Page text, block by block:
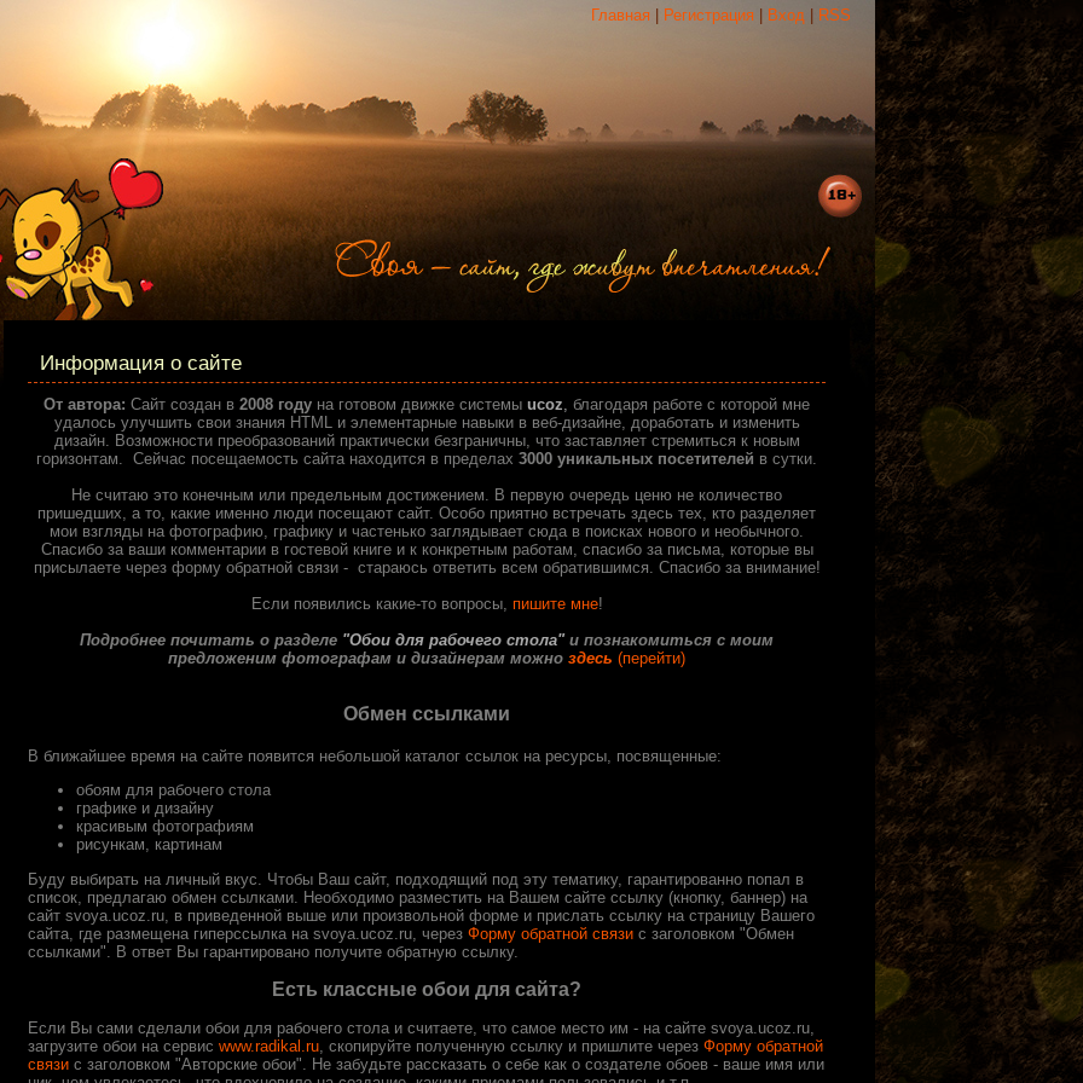
Главная Регистрация Вход RSS
Информация о сайте
От автора: Сайт создан в 2008 году на готовом движке системы ucoz, благодаря работе с которой мне
удалось улучшить свои знания HTML и элементарные навыки в веб-дизайне, доработать и изменить
дизайн. Возможности преобразований практически безграничны, что заставляет стремиться к новым
горизонтам. Сейчас посещаемость сайта находится в пределах 3000 уникальных посетителей в сутки.
Не считаю это конечным или предельным достижением. В первую очередь ценю не количество
пришедших, а то, какие именно люди посещают сайт. Особо приятно встречать здесь тех, кто разделяет
мои взгляды на фотографию, графику и частенько заглядывает сюда в поисках нового и необычного.
Спасибо за ваши комментарии в гостевой книге и к конкретным работам, спасибо за письма, которые вы
присылаете через форму обратной связи - стараюсь ответить всем обратившимся. Спасибо за внимание!
Если появились какие-то вопросы, пишите мне!
Подробнее почитать о разделе "Обои для рабочего стола"и познакомиться с моим
предложеним фотографам и дизайнерам можно здесь (перейти)
Обмен ссылками
В ближайшее время на сайте появится небольшой каталог ссылок на ресурсы, посвященные:
обоям для рабочего стола
графике и дизайну
красивым фотографиям
рисункам, картинам
Буду выбирать на личный вкус. Чтобы Ваш сайт, подходящий под эту тематику, гарантированно попал в
список, предлагаю обмен ссылками Необходимо разместить на Вашем сайте ссылку (кнопку, баннер) на
сайт svoya.ucoz.ru , в приведенной выше или произвольной форме и прислать ссылку на страницу Вашего
сайта, где размещена гиперссылка на svoya.ucoz.ru , через Форму обратной связи с заголовком "Обмен
ссылками"
В ответ Вы гарантировано получите обратную ссылку.
Есть классные обои для сайта?
Если Вы сами сделали обои для рабочего стола и считаете, что самое место им - на сайте svoya.ucoz.ru,
загрузите обои на сервис www.radikal.ru , скопируйте полученную ссылку и пришлите через Форму обратной
связи с заголовком "Авторские обои"
Не забудьте рассказать о себе как о создателе обоев - ваше имя или